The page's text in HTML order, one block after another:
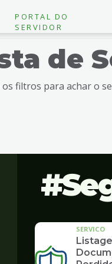
PORTAL DO
SERVIDOR
de
os filtros para achar o
SERVICO